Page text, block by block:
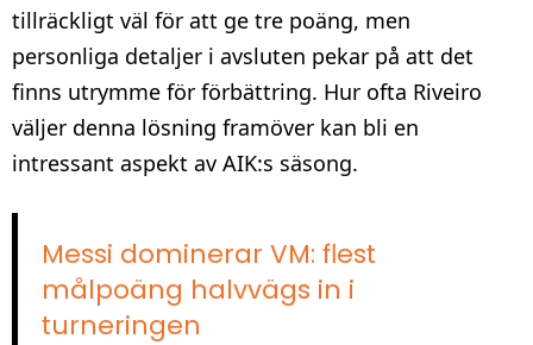
tillräckligt väl för att ge tre poäng, men
personliga detaljer i avsluten pekar på att det
finns utrymme för förbättring. Hur ofta Riveiro
väljer denna lösning framöver kan bli en
intressant aspekt av AIK:s säsong.
Messi dominerar VM: flest
målpoäng halvvägs in i
turneringen